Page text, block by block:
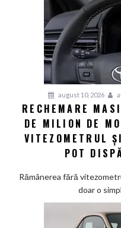
august 10, 2026
RECHEMARE
DE MILION DE
VITEZOMETRUL
POT
Rămânerea fără
doar o